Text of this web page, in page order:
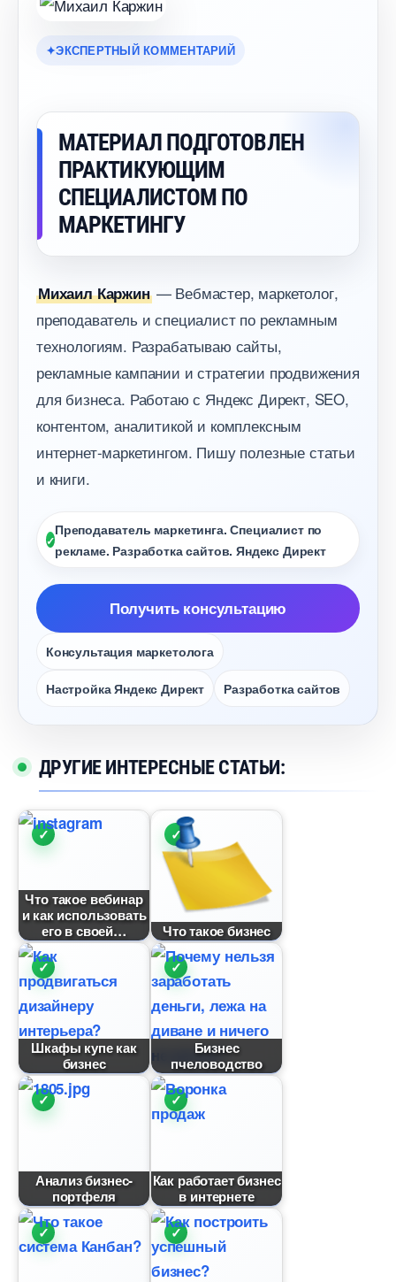
ЭКСПЕРТНЫЙ КОММЕНТАРИЙ
МАТЕРИАЛ ПОДГОТОВЛЕН
ПРАКТИКУЮЩИМ
СПЕЦИАЛИСТОМ ПО
МАРКЕТИНГУ
Михаил Каржин— Вебмастер, маркетолог,
преподаватель и специалист по рекламным
технологиям. Разрабатываю сайты,
рекламные кампании и стратегии продвижения
для бизнеса. Работаю с Яндекс Директ, SEO,
контентом, аналитикой и комплексным
интернет-маркетингом. Пишу полезные статьи
и книги.
Преподаватель маркетинга. Специалист по
рекламе. Разработка сайтов. Яндекс Директ
Получить консультацию
Консультация маркетолога
Настройка Яндекс Директ Разработка сайто
ДРУГИЕ ИНТЕРЕСНЫЕ СТАТЬИ:
Что такое вебинар
и как использовать
его в своей
Что такое бизнес
Шкафы купе как
изнес
Бизнес
пчеловодство
Анализ бизнес-
портфеля
Как работает бизнес
интернете